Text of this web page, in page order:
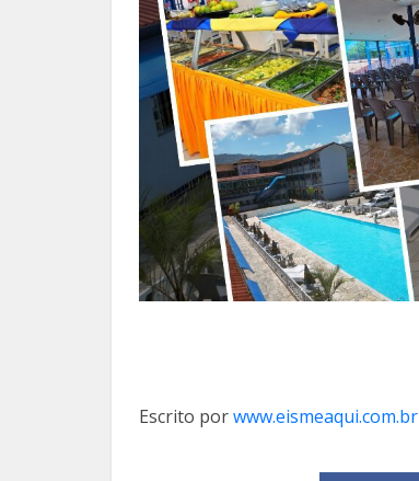
Escrito porwww.eismeaqui.com.br